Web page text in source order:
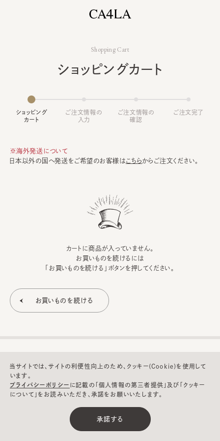
Shopping Cart
ショッピングカート
ショッピング
カート
ご注文情報の
入力
ご注文情報の
確認
ご注文完了
※海外発送について
日本以外の国へ発送をご希望のお客様はこちらからご注文ください。
カートに商品が入っていません。
お買いものを続けるには
「お買いものを続ける」ボタンを押してください。
©CA4LA INC. All Rights Reserved.
当サイトでは、サイトの利便性向上のため、クッキー(Cookie)を使用して
います。
プライバシーポリシー に記載の「個人情報の第三者提供」及び「クッキー
について」をお読みいただき、承諾をお願いいたします。
承諾する